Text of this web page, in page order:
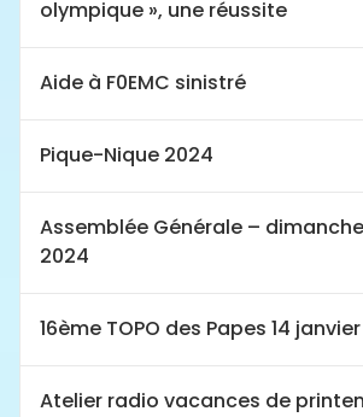
olympique », une réussite
Aide à F0EMC sinistré
Pique-Nique 2024
Assemblée Générale – dimanche
2024
16ème TOPO des Papes 14
Atelier radio vacances de